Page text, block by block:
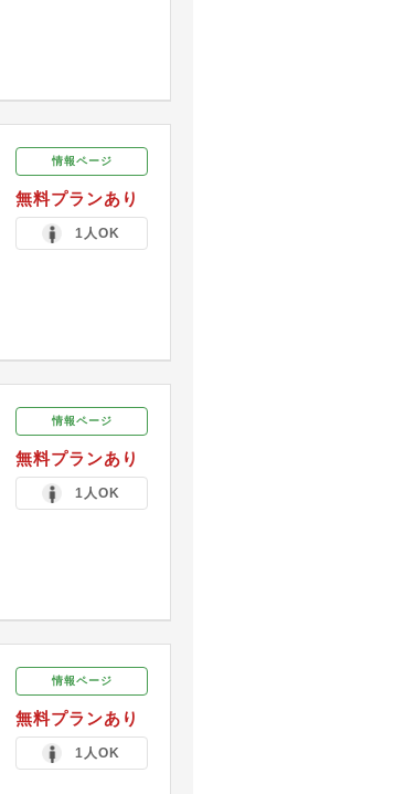
情報ページ
無料プランあり
1人OK
情報ページ
無料プランあり
1人OK
情報ページ
無料プランあり
1人OK